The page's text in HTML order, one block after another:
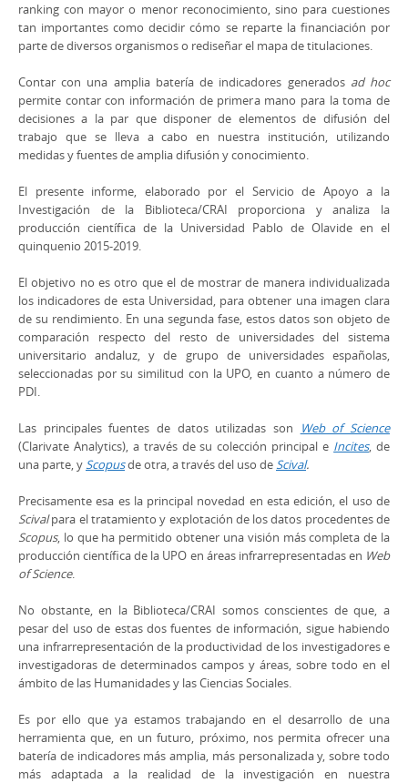
ranking con mayor o menor reconocimiento, sino para cuestiones
tan importantes como decidir cómo se reparte la financiación por
parte de diversos organismos o rediseñar el mapa de titulaciones.
Contar con una amplia batería de indicadores generados ad hoc
permite contar con información de primera mano para la toma de
decisiones a la par que disponer de elementos de difusión del
trabajo que se lleva a cabo en nuestra institución, utilizando
medidas y fuentes de amplia difusión y conocimiento.
El presente informe, elaborado por el Servicio de Apoyo a la
Investigación de la Biblioteca/CRAI proporciona y analiza la
producción científica de la Universidad Pablo de Olavide en el
quinquenio 2015-2019.
El objetivo no es otro que el de mostrar de manera individualizada
los indicadores de esta Universidad, para obtener una imagen clara
de su rendimiento. En una segunda fase, estos datos son objeto de
comparación respecto del resto de universidades del sistema
universitario andaluz, y de grupo de universidades españolas,
seleccionadas por su similitud con la UPO, en cuanto a número de
PDI.
Las principales fuentes de datos utilizadas son
Web of Science
(Clarivate Analytics), a través de su colección principal e Incites, de
una parte, yScopusde otra, a través del uso deScival.
Precisamente esa es la principal novedad en esta edición, el uso de
Scivalpara el tratamiento y explotación de los datos procedentes de
Scopus, lo que ha permitido obtener una visión más completa de la
producción científica de la UPO en áreas infrarrepresentadas en Web
of Science.
No obstante, en la Biblioteca/CRAI somos conscientes de que, a
pesar del uso de estas dos fuentes de información, sigue habiendo
una infrarrepresentación de la productividad de los investigadores e
investigadoras de determinados campos y áreas, sobre todo en el
ámbito de las Humanidades y las Ciencias Sociales.
Es por ello que ya estamos trabajando en el desarrollo de una
herramienta que, en un futuro, próximo, nos permita ofrecer una
batería de indicadores más amplia, más personalizada y, sobre todo
más adaptada a la realidad de la investigación en nuestra